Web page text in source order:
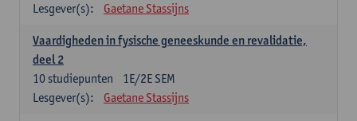
Lesgever(s):
Gaetane Stassijns
Vaardigheden in fysische geneeskunde en revalidatie,
deel 2
1E/2E SEM
10studiepunten
Lesgever(s):
Gaetane Stassijns